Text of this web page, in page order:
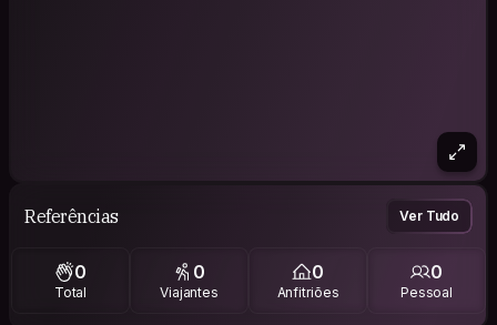
Referências Ver Tudo
0
Total
0
Viajantes
0
Anfitriões
0
Pessoal